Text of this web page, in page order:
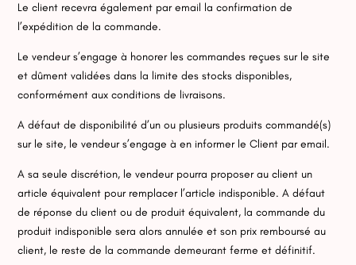
Le client recevra également par email la confirmation de
l’expédition de la commande.
Le vendeur s’engage à honorer les commandes reçues sur le site
et dûment validées dans la limite des stocks disponibles,
conformément aux conditions de livraisons.
A défaut de disponibilité d’un ou plusieurs produits commandé(s)
sur le site, le vendeur s’engage à en informer le Client par email.
A sa seule discrétion, le vendeur pourra proposer au client un
article équivalent pour remplacer l’article indisponible. A défaut
de réponse du client ou de produit équivalent, la commande du
produit indisponible sera alors annulée et son prix remboursé au
client, le reste de la commande demeurant ferme et définitif.